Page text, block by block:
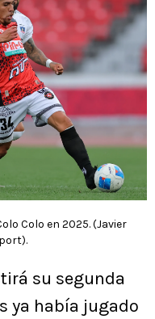
Colo en 2025. (Javier
su segunda
ya había jugado